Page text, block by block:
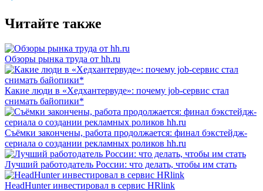
Читайте также
Обзоры рынка труда от hh.ru
Какие люди в «Хедхантервуде»: почему job-сервис стал
снимать байопики*
Съёмки закончены, работа продолжается: финал бэкстейдж-
сериала о создании рекламных роликов hh.ru
Лучший работодатель России: что делать, чтобы им стать
HeadHunter инвестировал в сервис HRlink